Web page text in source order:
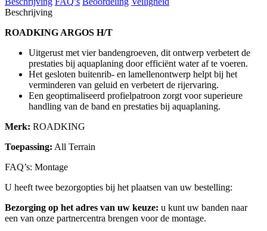
Beschrijving
ROADKING ARGOS H/T
Uitgerust met vier bandengroeven, dit ontwerp verbetert de
prestaties bij aquaplaning door efficiënt water af te voeren.
Het gesloten buitenrib- en lamellenontwerp helpt bij het
verminderen van geluid en verbetert de rijervaring.
Een geoptimaliseerd profielpatroon zorgt voor superieure
handling van de band en prestaties bij aquaplaning.
Merk: ROADKING
Toepassing: All Terrain
FAQ’s: Montage
U heeft twee bezorgopties bij het plaatsen van uw bestelling:
Bezorging op het adres van uw keuze: u kunt uw banden naar
een van onze partnercentra brengen voor de montage.